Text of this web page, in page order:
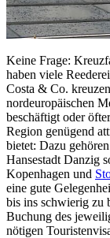
Keine Frage:
haben viele
Costa & Co.
nordeuropäischen
beschäftigt oder
Region genügend
bietet: Dazu
Hansestadt Danzig
Kopenhagen und
eine gute
bis ins schwierig zu
Buchung des
nötigen